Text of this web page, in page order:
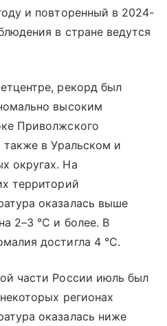
и повторенный в 2024-
в стране ведутся
рекорд был
высоким
Приволжского
также в Уральском и
округах. На
территорий
оказалась выше
2–3 °C и более. В
достигла 4 °C.
части России июль был
регионах
оказалась ниже